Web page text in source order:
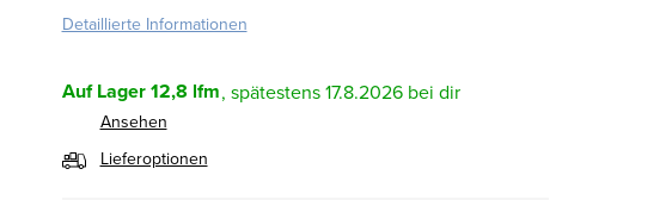
Detaillierte Informationen
Auf Lager12,8 lfm 17.8.2026
Ansehen
Lieferoptionen